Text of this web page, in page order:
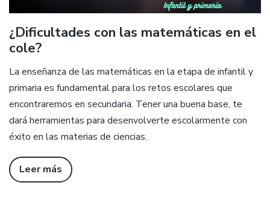
¿Dificultades con las matemáticas en el
cole?
La enseñanza de las matemáticas en la etapa de infantil y
primaria es fundamental para los retos escolares que
encontraremos en secundaria. Tener una buena base, te
dará herramientas para desenvolverte escolarmente con
éxito en las materias de ciencias.
Leer más